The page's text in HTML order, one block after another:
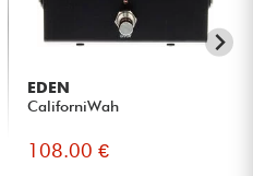
EDEN
CaliforniWah
108.00 €